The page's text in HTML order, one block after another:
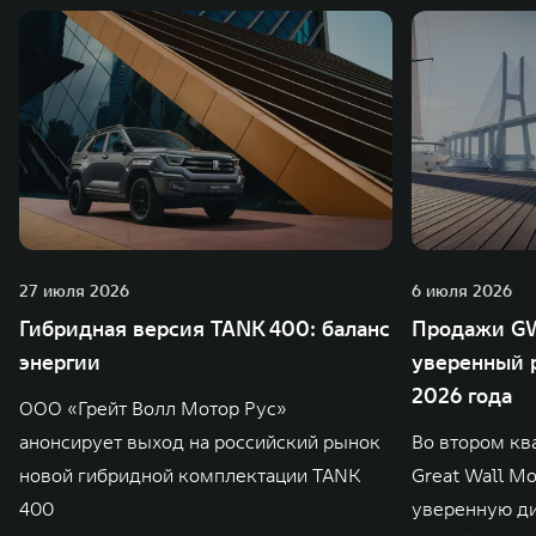
27 июля 2026
Гибридная версия TANK 400: баланс
энергии
ООО «Грейт Волл Мотор Рус»
анонсирует выход на российский рынок
новой гибридной комплектации TANK
400
6 июля 2026
Продажи
уверенный
2026 года
Во втором
Great Wall
уверенную